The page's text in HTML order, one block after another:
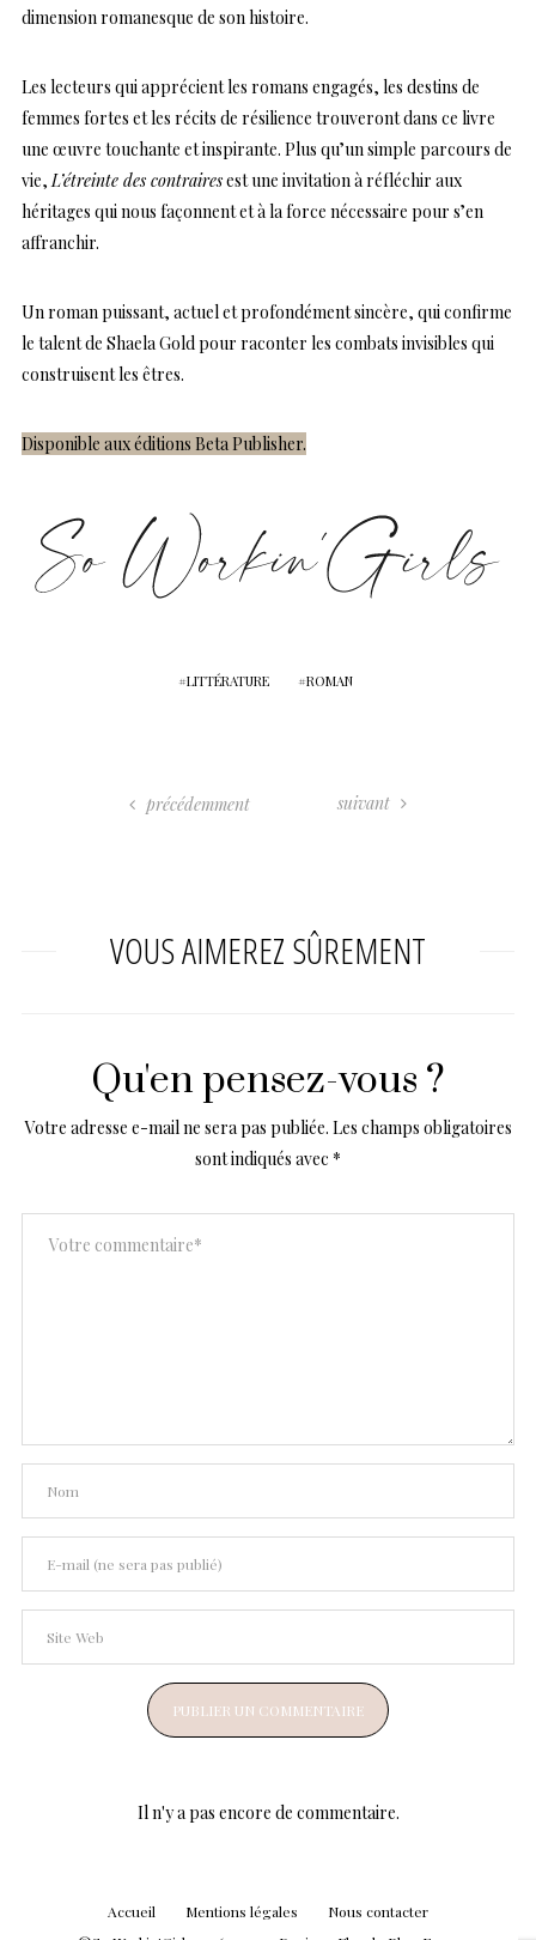
dimension romanesque de son histoire.
Les lecteurs qui apprécient les romans engagés, les destins de
femmes fortes et les récits de résilience trouveront dans ce livre
une œuvre touchante et inspirante. Plus qu’un simple parcours de
vie,L’étreinte des contrairesest une invitation à réfléchir aux
héritages qui nous façonnent et à la force nécessaire pour s’en
affranchir.
Un roman puissant, actuel et profondément sincère, qui confirme
le talent de Shaela Gold pour raconter les combats invisibles qui
construisent les êtres.
Disponible aux éditions Beta Publisher.
LITTÉRATURE ROMAN
précédemment suivant
VOUS AIMEREZ SÛREMENT
Qu'en pensez-vous ?
Votre adresse e-mail ne sera pas publiée. Les champs obligatoires
sont indiqués avec *
Il n'y a pas encore de commentaire.
Accueil Mentions légales
Nous contacter